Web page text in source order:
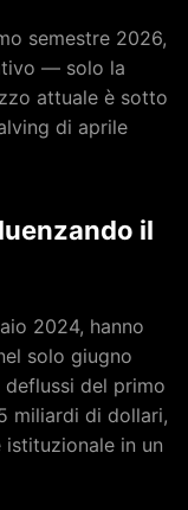
semestre 2026,
— solo la
attuale è sotto
di aprile
il
2024, hanno
solo giugno
del primo
miliardi di dollari,
in un